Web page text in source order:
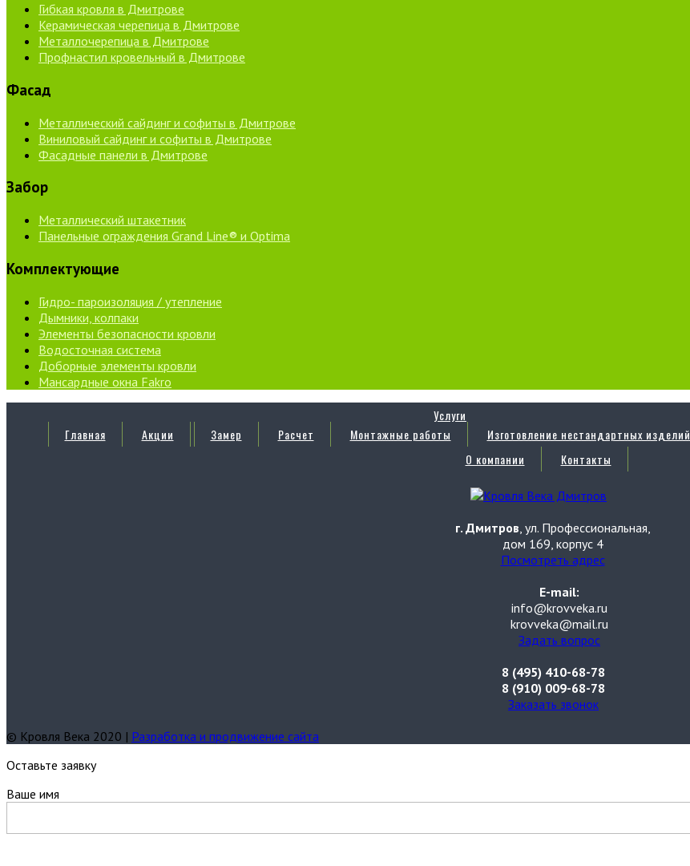
Гибкая кровля в Дмитрове
Керамическая черепица в Дмитрове
Металлочерепица в Дмитрове
Профнастил кровельный в Дмитрове
Фасад
Металлический сайдинг и софиты в Дмитрове
Виниловый сайдинг и софиты в Дмитрове
Фасадные панели в Дмитрове
Забор
Металлический штакетник
Панельные ограждения Grand Line® и Optima
Комплектующие
Гидро- пароизоляция / утепление
Дымники, колпаки
Элементы безопасности кровли
Водосточная система
Доборные элементы кровли
Мансардные окна Fakro
Главная Акции
Услуги
Замер
Расчет Монтажные работы Изготовление нестандартных изделий
О компании
Контакты
г. Дмитров , ул. Профессиональная,
дом 169, корпус 4
Посмотреть адрес
E-mail:
info@krovveka.ru
krovveka@mail.ru
Задать вопрос
8 (495) 410-68-78
8 (910) 009-68-78
Заказать звонок
© Кровля Века 2020 | Разработка и продвижение сайта
Оставьте заявку
Ваше имя